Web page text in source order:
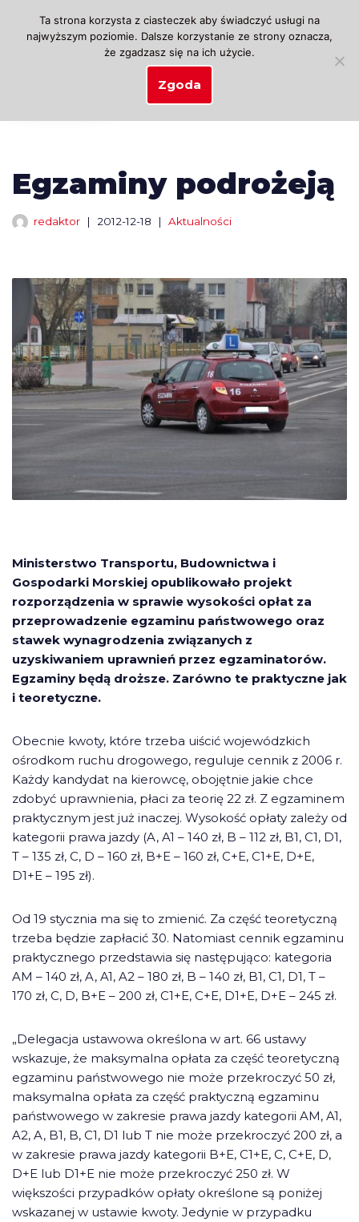
Przejdź
Egzaminy podrożeją
redaktor 2012-12-18 Aktualności
Ministerstwo Transportu, Budownictwa i
Gospodarki Morskiej opublikowało projekt
rozporządzenia w sprawie wysokości opłat za
przeprowadzenie egzaminu państwowego oraz
stawek wynagrodzenia związanych z
uzyskiwaniem uprawnień przez egzaminatorów.
Egzaminy będą droższe. Zarówno te praktyczne jak
i teoretyczne.
Obecnie kwoty, które trzeba uiścić wojewódzkich
ośrodkom ruchu drogowego, reguluje cennik z 2006 r.
Każdy kandydat na kierowcę, obojętnie jakie chce
zdobyć uprawnienia, płaci za teorię 22 zł. Z egzaminem
praktycznym jest już inaczej. Wysokość opłaty zależy od
kategorii prawa jazdy (A, A1 – 140 zł, B – 112 zł, B1, C1, D1,
T – 135 zł, C, D – 160 zł, B+E – 160 zł, C+E, C1+E, D+E,
D1+E – 195 zł).
Od 19 stycznia ma się to zmienić. Za część teoretyczną
trzeba będzie zapłacić 30. Natomiast cennik egzaminu
praktycznego przedstawia się następująco: kategoria
AM – 140 zł, A, A1, A2 – 180 zł, B – 140 zł, B1, C1, D1, T –
170 zł, C, D, B+E – 200 zł, C1+E, C+E, D1+E, D+E – 245 zł.
„Delegacja ustawowa określona w art. 66 ustawy
wskazuje, że maksymalna opłata za część teoretyczną
egzaminu państwowego nie może przekroczyć 50 zł,
maksymalna opłata za część praktyczną egzaminu
państwowego w zakresie prawa jazdy kategorii AM, A1,
A2, A, B1, B, C1, D1 lub T nie może przekroczyć 200 zł, a
w zakresie prawa jazdy kategorii B+E, C1+E, C, C+E, D,
D+E lub D1+E nie może przekroczyć 250 zł. W
większości przypadków opłaty określone są poniżej
wskazanej w ustawie kwoty. Jedynie w przypadku
Ta strona korzysta z ciasteczek aby świadczyć usługi na
najwyższym poziomie. Dalsze korzystanie ze strony oznacza,
że zgadzasz się na ich użycie.
Zgoda